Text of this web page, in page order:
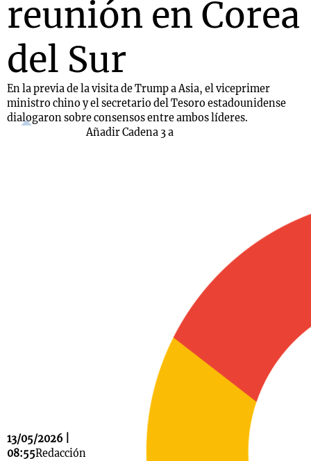
reunión en Corea
del Sur
En la previa de la visita de Trump a Asia, el viceprimer
ministro chino y el secretario del Tesoro estadounidense
dialogaron sobre consensos entre ambos líderes.
13/05/2026 |
08:55Redacción
Añadir Cadena 3 a